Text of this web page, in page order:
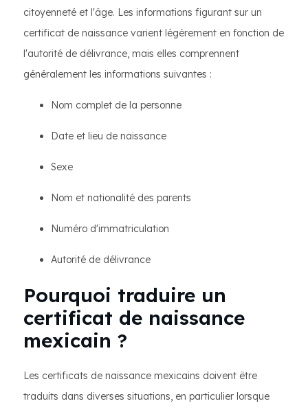
citoyenneté et l'âge. Les informations figurant sur un
certificat de naissance varient légèrement en fonction de
l'autorité de délivrance, mais elles comprennent
généralement les informations suivantes :
Nom complet de la personne
Date et lieu de naissance
Sexe
Nom et nationalité des parents
Numéro d'immatriculation
Autorité de délivrance
Pourquoi traduire un
certificat de naissance
mexicain ?
Les certificats de naissance mexicains doivent être
traduits dans diverses situations, en particulier lorsque